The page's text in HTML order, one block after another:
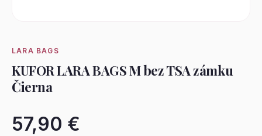
LARA BAGS
KUFOR LARA BAGS M bez TSA zámku
Čierna
57,90 €